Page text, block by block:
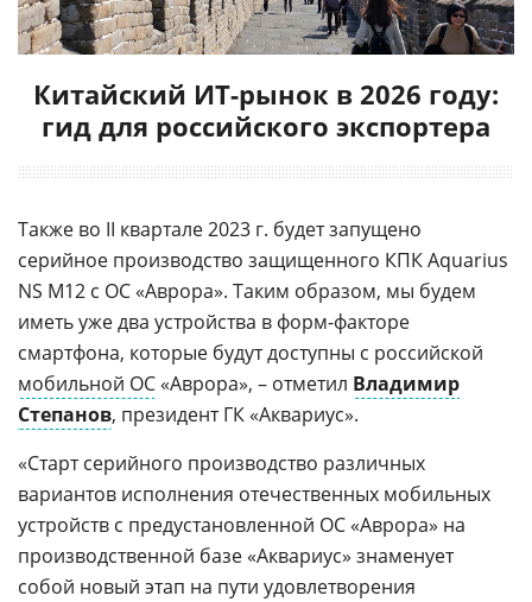
Китайский ИТ-рынок в 2026 году:
гид для российского экспортера
Также во II квартале 2023 г. будет запущено
серийное производство защищенного КПК Aquarius
NS M12 с ОС «Аврора». Таким образом, мы будем
иметь уже два устройства в форм-факторе
смартфона, которые будут доступны с российской
мобильной ОС «Аврора», – отметил Владимир
Степанов, президент ГК «Аквариус».
«Старт серийного производство различных
вариантов исполнения отечественных мобильных
устройств с предустановленной ОС «Аврора» на
производственной базе «Аквариус» знаменует
собой новый этап на пути удовлетворения